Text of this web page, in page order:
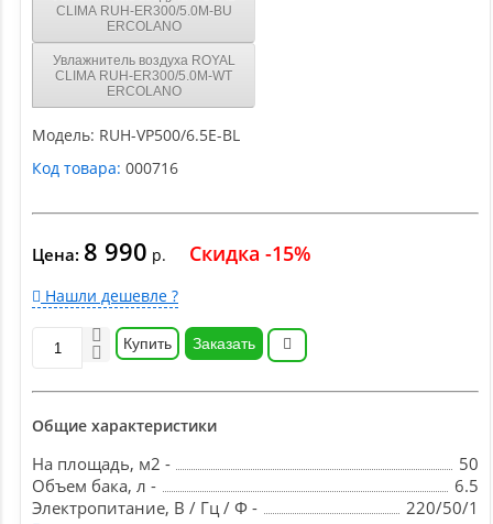
CLIMA RUH-ER300/5.0M-BU
ERCOLANO
Увлажнитель воздуха ROYAL
CLIMA RUH-ER300/5.0M-WT
ERCOLANO
Модель: RUH-VP500/6.5E-BL
Код товара: 000716
Цена: 8 990 р. Скидка -15%
Нашли дешевле ?
Купить Заказать
Общие характеристики
На площадь, м2 -
50
Объем бака, л -
6.5
Электропитание, В / Гц / Ф -
220/50/1